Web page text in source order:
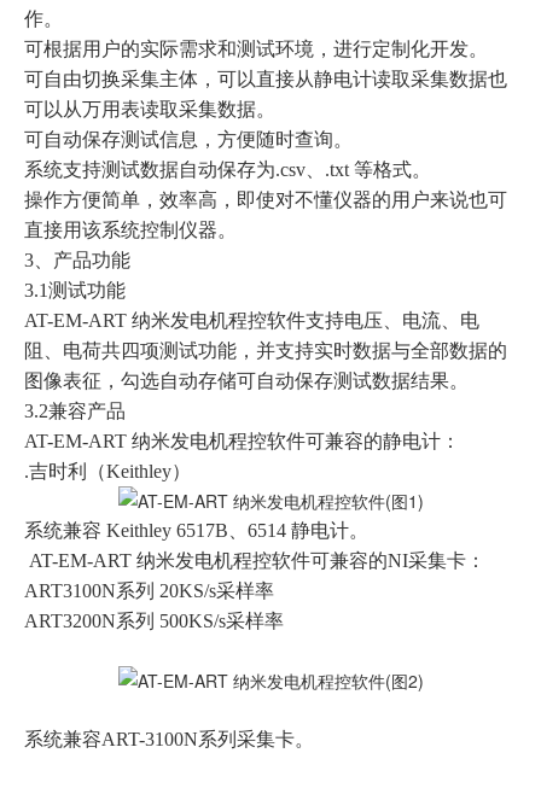
作。
可根据用户的实际需求和测试环境，进行定制化开发。
可自由切换采集主体，可以直接从静电计读取采集数据也
可以从万用表读取采集数据。
可自动保存测试信息，方便随时查询。
系统支持测试数据自动保存为.csv、.txt 等格式。
操作方便简单，效率高，即使对不懂仪器的用户来说也可
直接用该系统控制仪器。
3、产品功能
3.1测试功能
AT-EM-ART 纳米发电机程控软件支持电压、电流、电
阻、电荷共四项测试功能，并支持实时数据与全部数据的
图像表征，勾选自动存储可自动保存测试数据结果。
3.2兼容产品
AT-EM-ART 纳米发电机程控软件可兼容的静电计：
.吉时利（Keithley）
系统兼容 Keithley 6517B、6514 静电计。
AT-EM-ART 纳米发电机程控软件可兼容的NI采集卡：
ART3100N系列 20KS/s采样率
ART3200N系列 500KS/s采样率
系统兼容ART-3100N系列采集卡。